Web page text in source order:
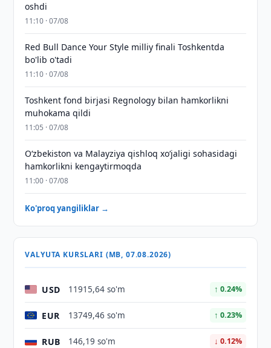
oshdi
11:10 · 07/08
Red Bull Dance Your Style milliy finali Toshkentda
bo'lib o'tadi
11:10 · 07/08
Toshkent fond birjasi Regnology bilan hamkorlikni
muhokama qildi
11:05 · 07/08
Oʻzbekiston va Malayziya qishloq xoʻjaligi sohasidagi
hamkorlikni kengaytirmoqda
11:00 · 07/08
Ko'proq yangiliklar →
VALYUTA KURSLARI (MB, 07.08.2026)
USD 11915,64 so'm ↑ 0.24%
EUR 13749,46 so'm ↑ 0.23%
RUB 146,19 so'm ↓ 0.12%